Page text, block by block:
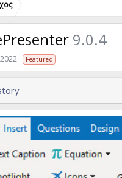
9.0.4
Featured